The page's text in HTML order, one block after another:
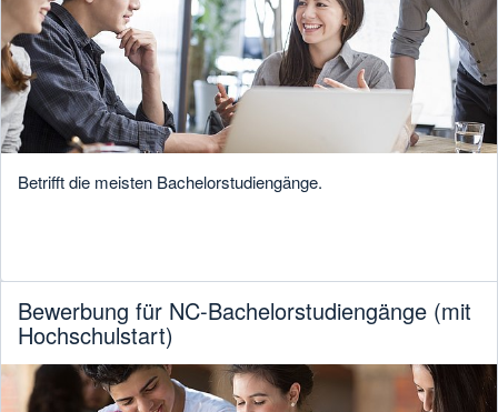
Betrifft die meisten Bachelorstudiengänge.
Bewerbung für NC-Bachelorstudiengänge (mit
Hochschulstart)